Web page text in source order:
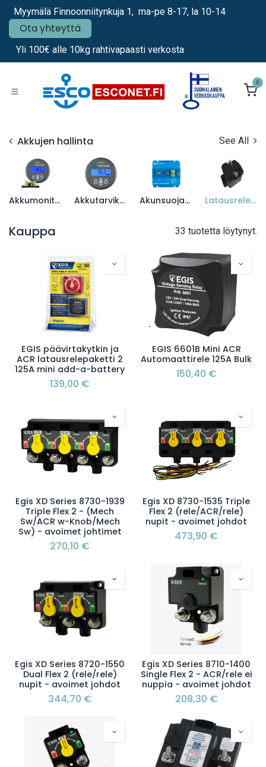
Siirry sisältöön
Myymälä Finnoonniitynkuja 1, ma-pe 8-17, la 10-14
Ota yhteyttä
Yli 100€ alle 10kg rahtivapaasti verkosta
0
Akkujen hallinta See All
Akkumonitorit Akkutarvikkeet Akunsuojareleet Latausreleet
Kauppa 33 tuotetta löytynyt.
EGIS päävirtakytkin ja
ACR latausrelepaketti 2
125A mini add-a-battery
139,00 €
EGIS 6601B Mini ACR
Automaattirele 125A Bulk
150,40 €
Egis XD Series 8730-1939
Triple Flex 2 - (Mech
Sw/ACR w-Knob/Mech
Sw) - avoimet johtimet
270,10 €
Egis XD 8730-1535 Triple
Flex 2 (rele/ACR/rele)
nupit - avoimet johdot
473,90 €
Egis XD Series 8720-1550
Dual Flex 2 (rele/rele)
nupit - avoimet johdot
344,70 €
Egis XD Series 8710-1400
Single Flex 2 - ACR/rele ei
nuppia - avoimet johdot
208,30 €